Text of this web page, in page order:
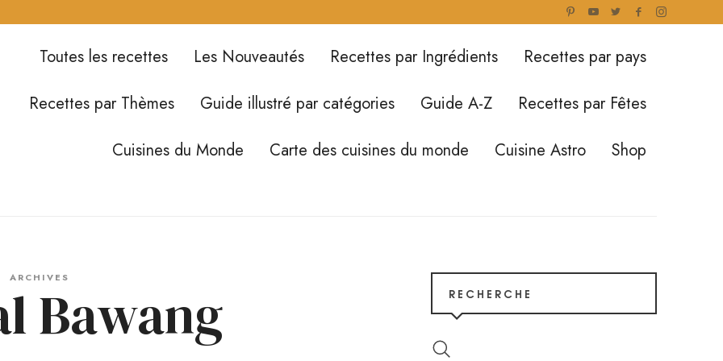
Toutes les recettes Les Nouveautés Recettes par Ingrédients
Recettes par pays
Recettes par Thèmes
Guide illustré par catégories Guide A-Z
Recettes par Fêtes
Cuisines du Monde
Carte des cuisines du monde Cuisine Astro Shop
ARCHIVES
Bawang RECHERCHE